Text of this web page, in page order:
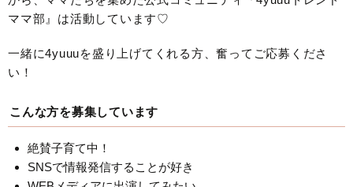
ママ部』は活動しています♡
一緒に4yuuuを盛り上げてくれる方、奮ってご応募くださ
い！
こんな方を募集しています
絶賛子育て中！
SNSで情報発信することが好き